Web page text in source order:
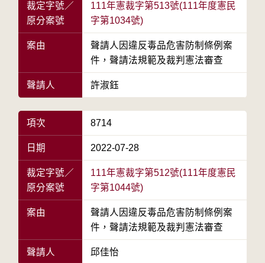
裁定字號／
原分案號
111年憲裁字第513號(111年度憲民
字第1034號)
案由
聲請人因違反毒品危害防制條例案
件，聲請法規範及裁判憲法審查
聲請人 許淑鈺
項次 8714
日期 2022-07-28
裁定字號／
原分案號
111年憲裁字第512號(111年度憲民
字第1044號)
案由
聲請人因違反毒品危害防制條例案
件，聲請法規範及裁判憲法審查
聲請人 邱佳怡